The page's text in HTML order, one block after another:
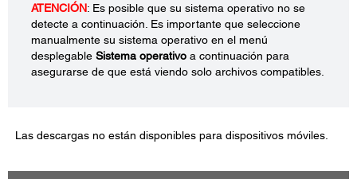
ATENCIÓN: Es posible que su sistema operativo no se
detecte a continuación. Es importante que seleccione
manualmente su sistema operativo en el menú
desplegable Sistema operativo a continuación para
asegurarse de que está viendo solo archivos compatibles.
Las descargas no están disponibles para dispositivos móviles.